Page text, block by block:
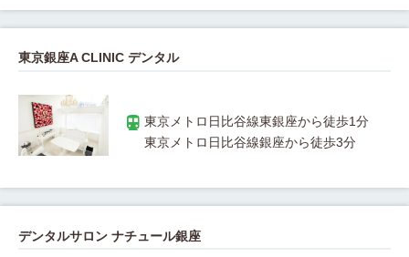
東京銀座A CLINIC デンタル
デンタルサロン ナチュール銀座